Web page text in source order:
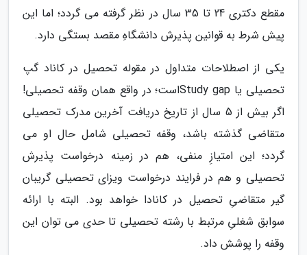
مقطع دکتری 24 تا 35 سال در نظر گرفته می گردد؛ اما این
پیش شرط به قوانین پذیرش دانشگاهِ مقصد بستگی دارد.
یکی از اصطلاحات متداول در مقوله تحصیل در کاناد گپ
تحصیلی یا Study gapاست؛ در واقع همان وقفه تحصیلی!
اگر بیش از 5 سال از تاریخ دریافت آخرین مدرک تحصیلی
متقاضی گذشته باشد، وقفه تحصیلی شامل حال او می
گردد؛ این امتیازِ منفی، هم در زمینه درخواست پذیرش
تحصیلی و هم در فرایند درخواست ویزای تحصیلی گریبان
گیر متقاضیِ تحصیل در کانادا خواهد بود. البته با ارائه
سوابق شغلیِ مرتبط با رشته تحصیلی تا حدی می توان این
وقفه را پوشش داد.